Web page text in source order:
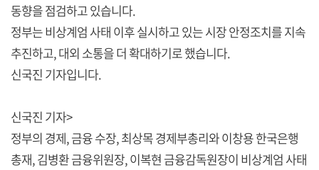
동향을 점검하고 있습니다.
정부는 비상계엄 사태 이후 실시하고 있는 시장 안정조치를 지속
추진하고, 대외 소통을 더 확대하기로 했습니다.
신국진 기자입니다.
신국진 기자>
정부의 경제, 금융 수장, 최상목 경제부총리와 이창용 한국은행
총재, 김병환 금융위원장, 이복현 금융감독원장이 비상계엄 사태